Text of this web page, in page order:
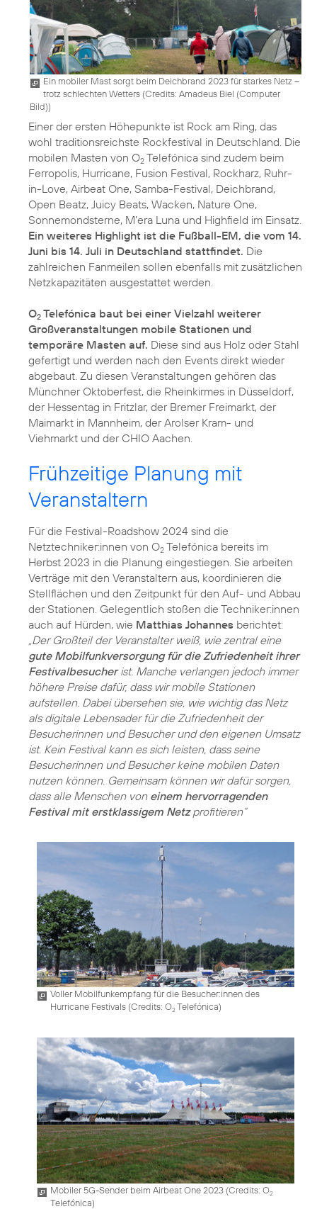
Ein mobiler Mast sorgt beim Deichbrand 2023 für starkes Netz –
trotz schlechten Wetters (Credits: Amadeus Biel (Computer
Bild))
Einer der ersten Höhepunkte ist Rock am Ring, das
wohl traditionsreichste Rockfestival in Deutschland. Die
mobilen Masten von O2 Telefónica sind zudem beim
Ferropolis, Hurricane, Fusion Festival, Rockharz, Ruhr-
in-Love, Airbeat One, Samba-Festival, Deichbrand,
Open Beatz, Juicy Beats, Wacken, Nature One,
Sonnemondsterne, M’era Luna und Highfield im Einsatz.
Ein weiteres Highlight ist die Fußball-EM, die vom 14.
Juni bis 14. Juli in Deutschland stattfindet. Die
zahlreichen Fanmeilen sollen ebenfalls mit zusätzlichen
Netzkapazitäten ausgestattet werden.
O2 Telefónica baut bei einer Vielzahl weiterer
Großveranstaltungen mobile Stationen und
temporäre Masten auf. Diese sind aus Holz oder Stahl
gefertigt und werden nach den Events direkt wieder
abgebaut. Zu diesen Veranstaltungen gehören das
Münchner Oktoberfest, die Rheinkirmes in Düsseldorf,
der Hessentag in Fritzlar, der Bremer Freimarkt, der
Maimarkt in Mannheim, der Arolser Kram- und
Viehmarkt und der CHIO Aachen.
Frühzeitige Planung mit
Veranstaltern
Für die Festival-Roadshow 2024 sind die
Netztechniker:innen von O2 Telefónica bereits im
Herbst 2023 in die Planung eingestiegen. Sie arbeiten
Verträge mit den Veranstaltern aus, koordinieren die
Stellflächen und den Zeitpunkt für den Auf- und Abbau
der Stationen. Gelegentlich stoßen die Techniker:innen
auch auf Hürden, wie Matthias Johannes berichtet:
„Der Großteil der Veranstalter weiß, wie zentral eine
gute Mobilfunkversorgung für die Zufriedenheit ihrer
Festivalbesucherist. Manche verlangen jedoch immer
höhere Preise dafür, dass wir mobile Stationen
aufstellen. Dabei übersehen sie, wie wichtig das Netz
als digitale Lebensader für die Zufriedenheit der
Besucherinnen und Besucher und den eigenen Umsatz
ist. Kein Festival kann es sich leisten, dass seine
Besucherinnen und Besucher keine mobilen Daten
nutzen können. Gemeinsam können wir dafür sorgen,
dass alle Menschen von einem hervorragenden
Festival mit erstklassigem Netzprofitieren“
Voller Mobilfunkempfang für die Besucher:innen des
Hurricane Festivals (Credits: O2Telefónica)
Mobiler 5G-Sender beim Airbeat One 2023 (Credits: O2
Telefónica)